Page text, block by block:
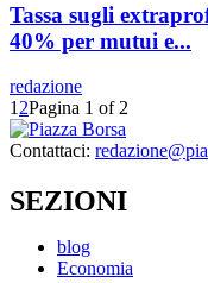
Tassa sugli
40% per mutui e...
redazione
1 2Pagina 1 of 2
Contattaci:
SEZIONI
blog
Economia